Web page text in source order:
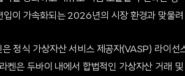
입이 가속화되는 2026년의 시장 환경과 맞물려
정식 가상자산 서비스 제공자(VASP) 라이
켄은 두바이 내에서 합법적인 가상자산 거래